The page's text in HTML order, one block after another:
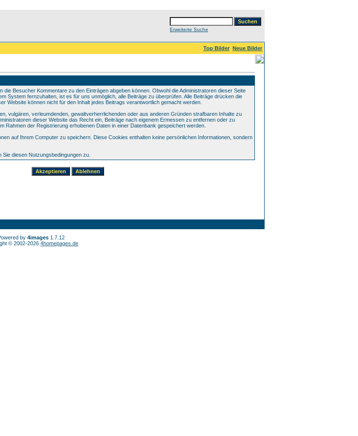
Erweiterte Suche
Top Bilder Neue Bilder
die Besucher Kommentare zu den Einträgen abgeben können. Obwohl die Administratoren dieser Seite
System fernzuhalten, ist es für uns unmöglich, alle Beiträge zu überprüfen. Alle Beiträge drücken die
Website können nicht für den Inhalt jedes Beitrags verantwortlich gemacht werden.
vulgären, verleumdenden, gewaltverherrlichenden oder aus anderen Gründen strafbaren Inhalte zu
dieser Website das Recht ein, Beiträge nach eigenem Ermessen zu entfernen oder zu
Rahmen der Registrierung erhobenen Daten in einer Datenbank gespeichert werden.
auf Ihrem Computer zu speichern. Diese Cookies enthalten keine persönlichen Informationen, sondern
diesen Nutzungsbedingungen zu.
by 4images 1.7.12
© 2002-2026 4homepages.de